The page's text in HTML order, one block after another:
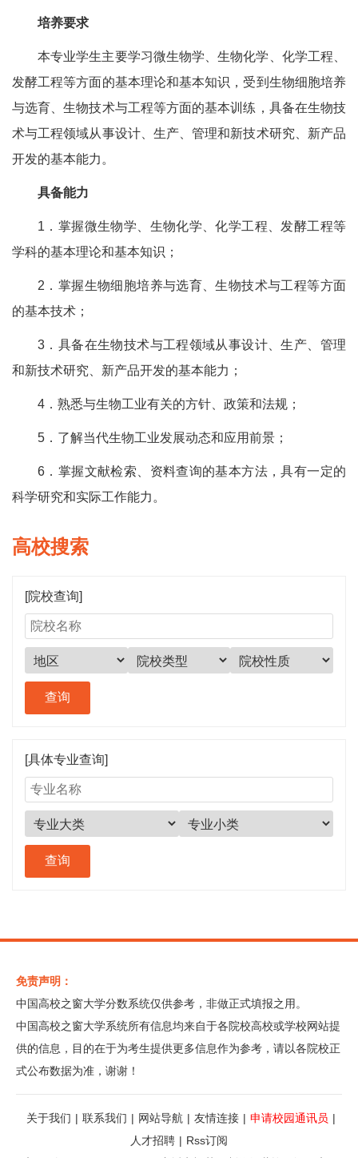
培养要求
本专业学生主要学习微生物学、生物化学、化学工程、
发酵工程等方面的基本理论和基本知识，受到生物细胞培养
与选育、生物技术与工程等方面的基本训练，具备在生物技
术与工程领域从事设计、生产、管理和新技术研究、新产品
开发的基本能力。
具备能力
1．掌握微生物学、生物化学、化学工程、发酵工程等
学科的基本理论和基本知识；
2．掌握生物细胞培养与选育、生物技术与工程等方面
的基本技术；
3．具备在生物技术与工程领域从事设计、生产、管理
和新技术研究、新产品开发的基本能力；
4．熟悉与生物工业有关的方针、政策和法规；
5．了解当代生物工业发展动态和应用前景；
6．掌握文献检索、资料查询的基本方法，具有一定的
科学研究和实际工作能力。
高校搜索
[院校查询]
[具体专业查询]
免责声明：
中国高校之窗大学分数系统仅供参考，非做正式填报之用。
中国高校之窗大学系统所有信息均来自于各院校高校或学校网站提
供的信息，目的在于为考生提供更多信息作为参考，请以各院校正
式公布数据为准，谢谢！
关于我们 | 联系我们 | 网站导航 | 友情连接 | 申请校园通讯员 |
人才招聘 | Rss订阅